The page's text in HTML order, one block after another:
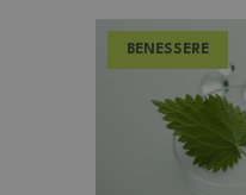
BENESSERE